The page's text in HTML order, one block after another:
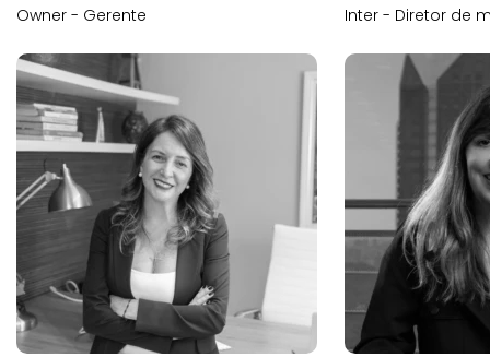
Owner - Gerente Inter - Diretor de